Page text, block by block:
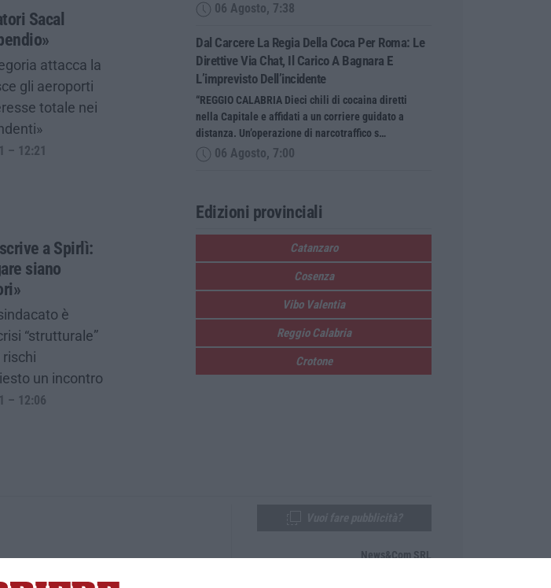
Sacal
attacca la
gli aeroporti
totale nei
– 12:21
a Spirlì:
siano
è
“strutturale”
un incontro
– 12:06
06 Agosto, 7:38
Dal Carcere La Regia Della Coca Per Roma: Le
Direttive Via Chat, Il Carico A Bagnara E
L’imprevisto Dell’incidente
“REGGIO CALABRIA Dieci chili di cocaina diretti
nella Capitale e affidati a un corriere guidato a
distanza. Un’operazione di narcotraffico s…
06 Agosto, 7:00
Edizioni provinciali
Catanzaro
Cosenza
Vibo Valentia
Reggio Calabria
Crotone
News&Com SRL